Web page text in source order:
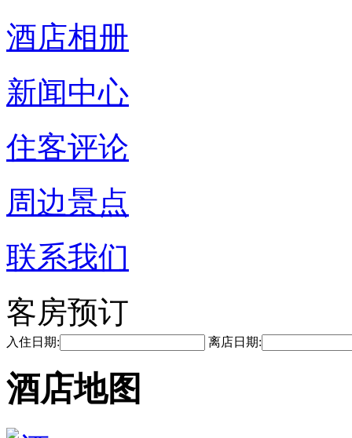
酒店相册
新闻中心
住客评论
周边景点
联系我们
客房预订
入住日期: 离店日期:
酒店地图